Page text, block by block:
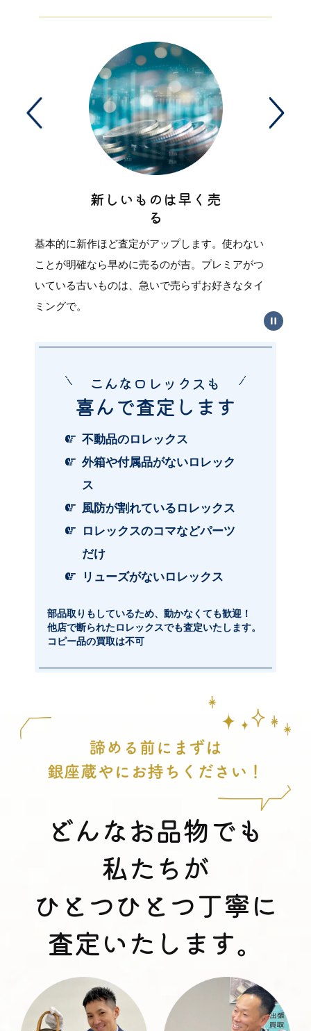
新しいものは早く売
る
基本的に新作ほど査定がアップします。使わない
ことが明確なら早めに売るのが吉。プレミアがつ
いている古いものは、急いで売らずお好きなタイ
ミングで。
こんなロレックスも
喜んで査定します
不動品のロレックス
外箱や付属品がないロレック
ス
風防が割れているロレックス
ロレックスのコマなどパーツ
だけ
リューズがないロレックス
部品取りもしているため、動かなくても歓迎！
他店で断られたロレックスでも査定いたします。
コピー品の買取は不可
どんなお品物でも
私たちが
ひとつひとつ丁寧に
査定いたします。